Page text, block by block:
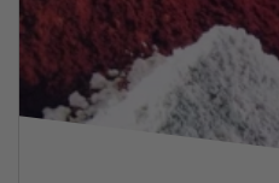
Фильтры и очистительное
Радиаторы отопления